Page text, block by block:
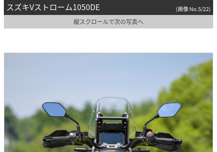
スズキVストローム1050DE (画像 No.5/22)
縦スクロールで次の写真へ